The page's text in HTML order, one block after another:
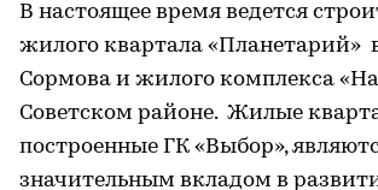
В настоящее время ведется
жилого квартала «Планетарий»
Сормова и жилого комплекса
Советском районе. Жилые
построенные ГК «Выбор»,
значительным вкладом в